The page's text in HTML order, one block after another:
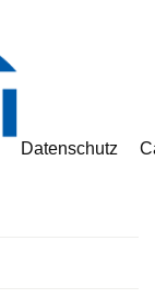
Datenschutz